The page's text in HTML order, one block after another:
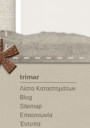
trimar
Λίστα Καταστημάτων
Blog
Sitemap
Επικοινωνία
Έντυπα